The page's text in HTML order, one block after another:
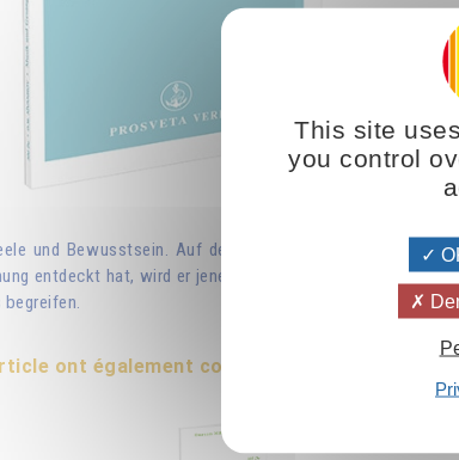
und Bewusstsein. Auf der Erde äußert sich die Seele
entdeckt hat, wird er jene grandiose Symphonie zu
begreifen.
ont également commandé :
This site
you control